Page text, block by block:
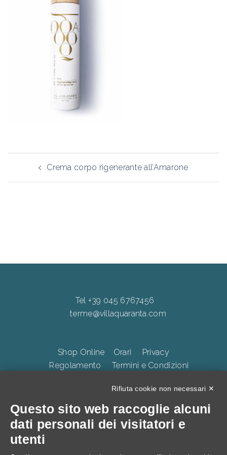
articoloCrema corpo rigenerante all’Amarone
Tel +39 045 6767456
terme@villaquaranta.com
Shop Online Orari
Privacy
Regolamento
Termini e Condizioni
TERME DELLA VALPOLICELLA Villa Quaranta Park Srl.
p.iva 01283500237, Via Ospedaletto 57, Ospedaletto di
Rifiuta cookie non necessari ✕
Questo sito web raccoglie alcuni
dati personali dei visitatori e
utenti